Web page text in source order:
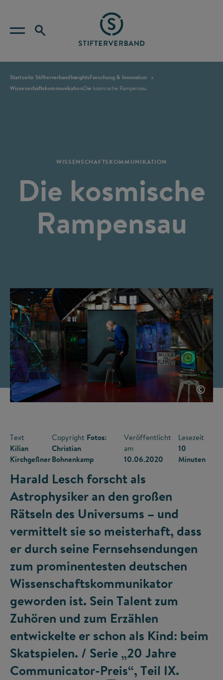
Startseite StifterverbandInsightsForschung & Innovation
WissenschaftskommunikationDie kosmische Rampensau
WISSENSCHAFTSKOMMUNIKATION
Die kosmische
Rampensau
©
Text
Kilian
Kirchgeßner
Copyright Fotos:
Christian
Bohnenkamp
Veröffentlicht
am
10.06.2020
Lesezeit
10
Minuten
Harald Lesch forscht als
Astrophysiker an den großen
Rätseln des Universums – und
vermittelt sie so meisterhaft, dass
er durch seine Fernsehsendungen
zum prominentesten deutschen
Wissenschaftskommunikator
geworden ist. Sein Talent zum
Zuhören und zum Erzählen
entwickelte er schon als Kind: beim
Skatspielen. / Serie „20 Jahre
Communicator-Preis“, Teil IX.